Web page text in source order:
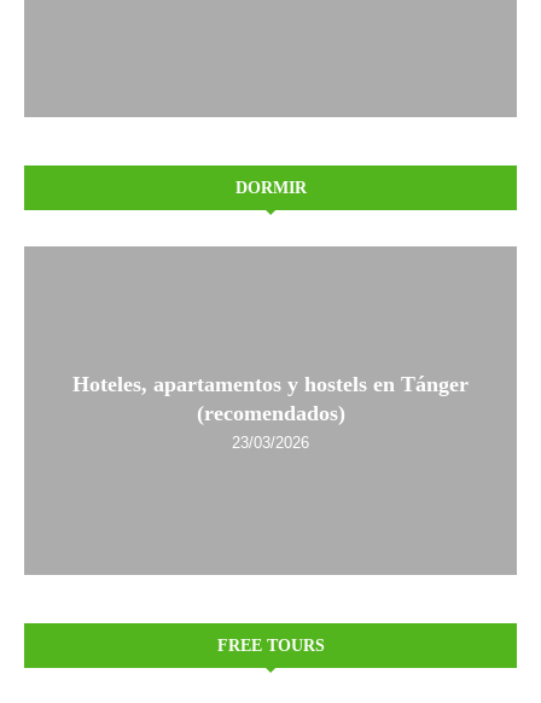
DORMIR
Hoteles, apartamentos y hostels en Tánger
(recomendados)
23/03/2026
FREE TOURS